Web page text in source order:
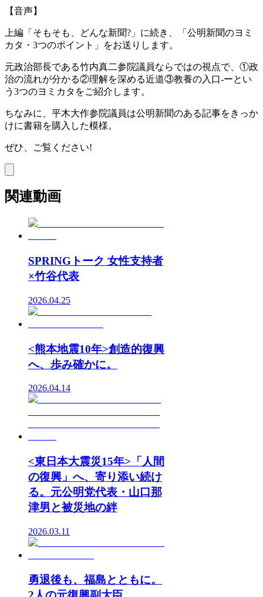
【音声】
上編「そもそも、どんな新聞?」に続き、「公明新聞のヨミ
カタ・3つのポイント」をお送りします。
元政治部長である竹内真二参院議員ならではの視点で、①政
治の流れが分かる②理解を深める近道③教養の入口-ーとい
う3つのヨミカタをご紹介します。
ちなみに、平木大作参院議員は公明新聞のある記事をきっか
けに書籍を購入した模様。
ぜひ、ご覧ください!
関連動画
SPRINGトーク 女性支持者
×竹谷代表
2026.04.25
<熊本地震10年>創造的復興
へ、歩み確かに。
2026.04.14
<東日本大震災15年>「人間
の復興」へ、寄り添い続け
る。元公明党代表・山口那
津男と被災地の絆
2026.03.11
勇退後も、福島とともに。